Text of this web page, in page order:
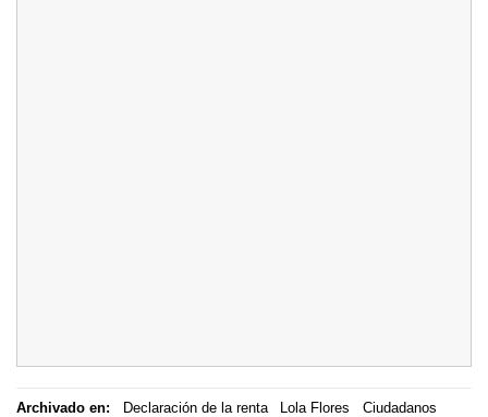
Archivado en: Declaración de la renta Lola Flores
Ciudadanos